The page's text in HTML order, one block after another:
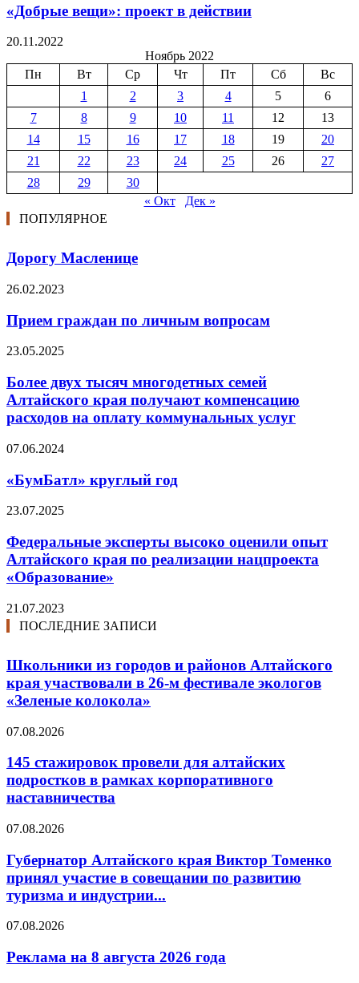
«Добрые вещи»: проект в действии
20.11.2022
Ноябрь 2022
Пн
Вт Ср Чт Пт Сб
Вс
1
2 3 4 5
6
7
8 9 10 11 12
13
14
15 16 17 18 19
20
21
22 23 24 25 26
27
28
29
30
« Окт
Дек »
ПОПУЛЯРНОЕ
Дорогу Масленице
26.02.2023
Прием граждан по личным вопросам
23.05.2025
Более двух тысяч многодетных семей
Алтайского края получают компенсацию
расходов на оплату коммунальных услуг
07.06.2024
«БумБатл» круглый год
23.07.2025
Федеральные эксперты высоко оценили опыт
Алтайского края по реализации нацпроекта
«Образование»
21.07.2023
ПОСЛЕДНИЕ ЗАПИСИ
Школьники из городов и районов Алтайского
края участвовали в 26-м фестивале экологов
«Зеленые колокола»
07.08.2026
145 стажировок провели для алтайских
подростков в рамках корпоративного
наставничества
07.08.2026
Губернатор Алтайского края Виктор Томенко
принял участие в совещании по развитию
туризма и индустрии...
07.08.2026
Реклама на 8 августа 2026 года